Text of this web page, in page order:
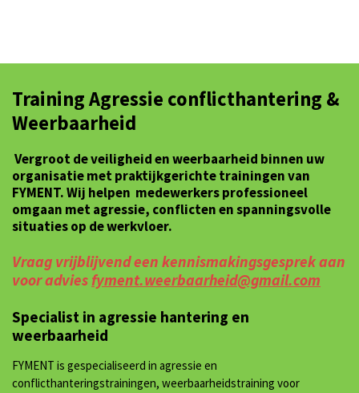
Training Agressie conflicthantering &
Weerbaarheid
Vergroot de veiligheid en weerbaarheid binnen uw
organisatie met praktijkgerichte trainingen van
FYMENT. Wij helpen medewerkers professioneel
omgaan met agressie, conflicten en spanningsvolle
situaties op de werkvloer.
Vraag vrijblijvend een kennismakingsgesprek aan
voor adviesfyment.weerbaarheid@gmail.com
Specialist in agressie hantering en
weerbaarheid
FYMENT is gespecialiseerd in agressie en
conflicthanteringstrainingen, weerbaarheidstraining voor